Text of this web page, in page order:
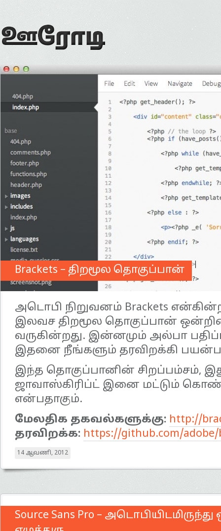
Brackets – திறமூல தொகுப்பான்
அடொபி நிறுவனம் Brackets
இலவச திறமூல தொகுப்பான்
வருகின்றது. இன்னமும் அல்பா
இதனை நீங்களும் தரவிறக்கி
இந்த தொகுப்பானின் சிறப்பம்சம், இது
ஜாவாஸ்கிரிப்ட் இனை மட்டும்
என்பதாகும்.
மேலதிக தகவல்களுக்கு: http://
தரவிறக்க: https://github.com/
14 ஆவணி, 2012
Source Sans Pro – அடொபியிடமிருந்து